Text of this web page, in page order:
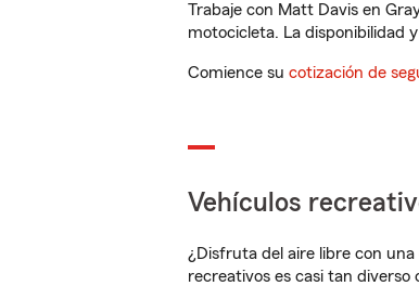
Trabaje con Matt Davis en
motocicleta. La disponibilidad
Comience su cotización de
Vehículos
¿Disfruta del aire libre con una
recreativos es casi tan